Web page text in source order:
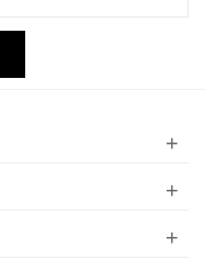
+
+
+